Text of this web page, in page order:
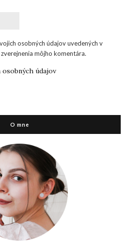
osobných údajov uvedených v
môjho komentára.
osobných údajov
O mne